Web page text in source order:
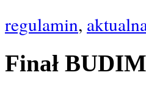
regulamin,
Finał